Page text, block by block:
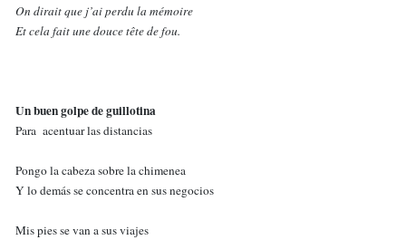
On dirait que j’ai perdu la mémoire
Et cela fait une douce tête de fou.
Un buen golpe de guillotina
Para acentuar las distancias
Pongo la cabeza sobre la chimenea
Y lo demás se concentra en sus negocios
Mis pies se van a sus viajes